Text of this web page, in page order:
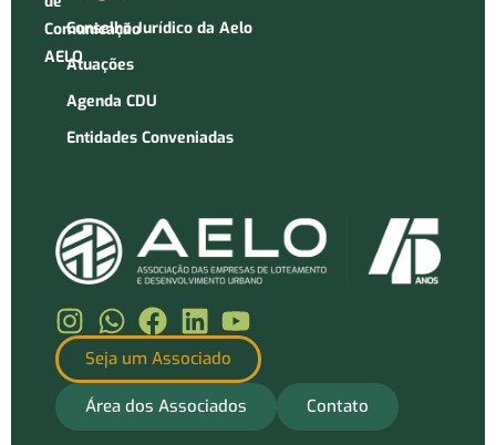
Comunicação
AELO
Conselho Jurídico da Aelo
Atuações
Agenda CDU
Entidades Conveniadas
Seja um Associado
Área dos Associados Contato